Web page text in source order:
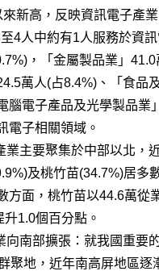
新高，反映資訊電子產
4人中約有1人服務於資
，「金屬製品業」
萬人(占8.4%)、「食品
腦電子產品及光學製品業
電子相關領域。
業主要聚集於中部以北，
及桃竹苗(34.7%)居多
方面，桃竹苗以44.6萬從
升1.0個百分點。
向南部擴張：就我國重要
聚地，近年南高屏地區